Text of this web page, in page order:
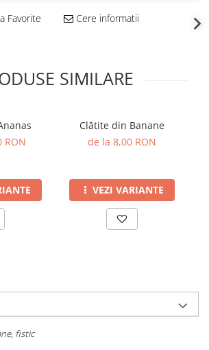
Favorite Cere informatii
SIMILARE
RON
Clătite din Banane
de la 8,00 RON
VEZI VARIANTE
fistic